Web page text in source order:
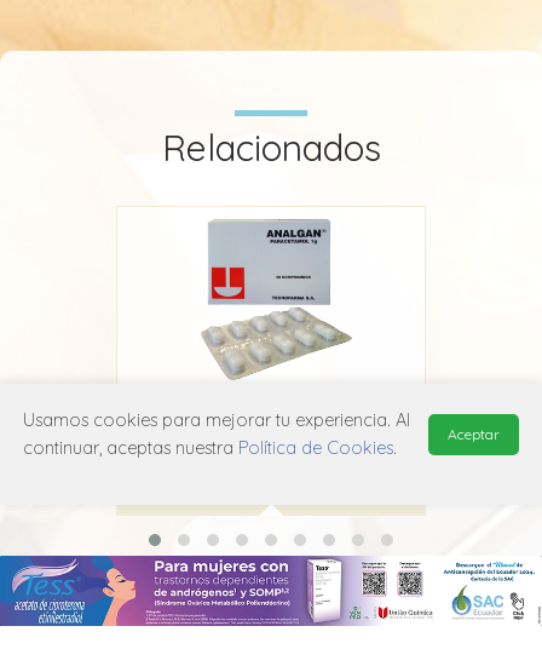
Relacionados
Analgan
Usamos cookies para mejorar tu experiencia. Al
continuar, aceptas nuestra Política de Cookies.
Aceptar